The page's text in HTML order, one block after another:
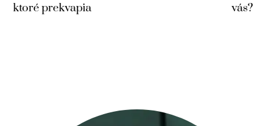
ktoré prekvapia
vás?